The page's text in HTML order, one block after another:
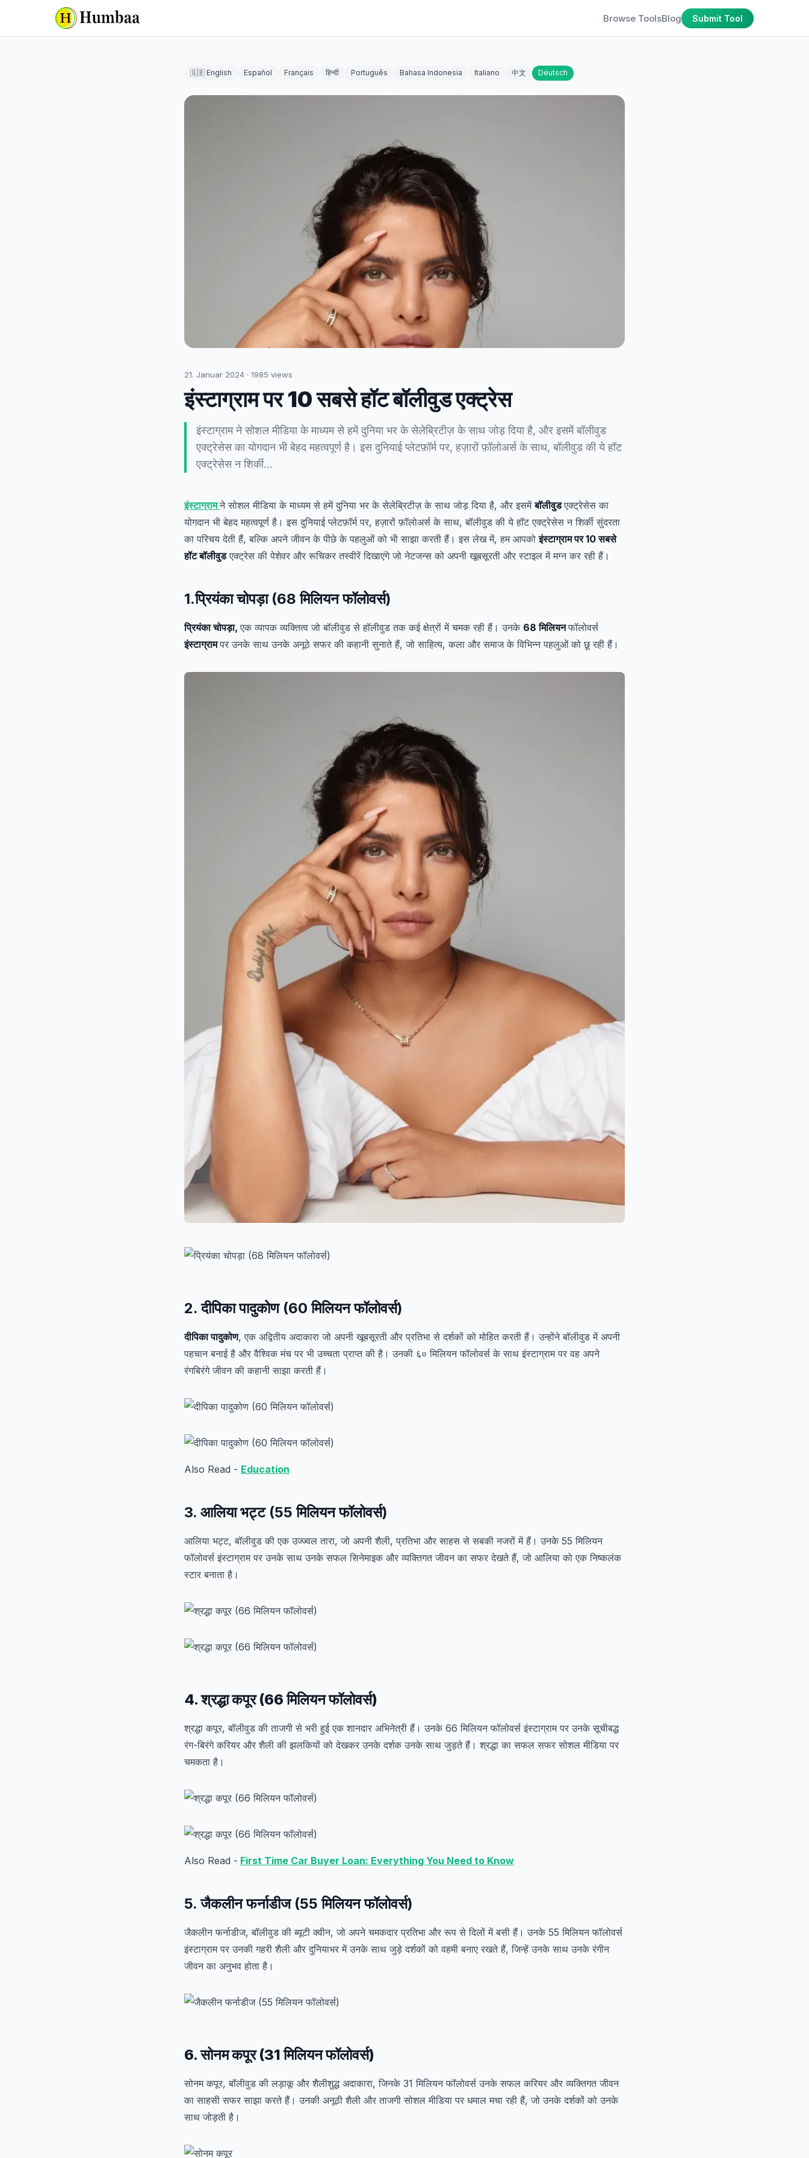
Browse ToolsBlog Submit Tool
🇬🇧 English Español Français हिन्दी Português Bahasa Indonesia Italiano 中文 Deutsch
21. Januar 2024 · 1985 views
इंस्टाग्राम पर 10 सबसे हॉट बॉलीवुड एक्ट्रेस
इंस्टाग्राम ने सोशल मीडिया के माध्यम से हमें दुनिया भर के सेलेब्रिटीज़ के साथ जोड़ दिया है, और इसमें बॉलीवुड
एक्ट्रेसेस का योगदान भी बेहद महत्वपूर्ण है। इस दुनियाई प्लेटफ़ॉर्म पर, हज़ारों फ़ॉलोअर्स के साथ, बॉलीवुड की ये हॉट
एक्ट्रेसेस न शिर्की…
इंस्टाग्रामने सोशल मीडिया के माध्यम से हमें दुनिया भर के सेलेब्रिटीज़ के साथ जोड़ दिया है, और इसमेंबॉलीवुडएक्ट्रेसेस का
योगदान भी बेहद महत्वपूर्ण है। इस दुनियाई प्लेटफ़ॉर्म पर, हज़ारों फ़ॉलोअर्स के साथ, बॉलीवुड की ये हॉट एक्ट्रेसेस न शिर्की सुंदरता
का परिचय देती हैं, बल्कि अपने जीवन के पीछे के पहलुओं को भी साझा करती हैं। इस लेख में, हम आपकोइंस्टाग्राम पर 10 सबसे
हॉट बॉलीवुडएक्ट्रेस की पेशेवर और रूचिकर तस्वीरें दिखाएंगे जो नेटजन्स को अपनी खूबसूरती और स्टाइल में मग्न कर रही हैं।
1.प्रियंका चोपड़ा (68 मिलियन फॉलोवर्स)
प्रियंका चोपड़ा,एक व्यापक व्यक्तित्व जो बॉलीवुड से हॉलीवुड तक कई क्षेत्रों में चमक रही हैं। उनके 68 मिलियनफॉलोवर्स
इंस्टाग्रामपर उनके साथ उनके अनूठे सफर की कहानी सुनाते हैं, जो साहित्य, कला और समाज के विभिन्न पहलुओं को छू रही हैं।
2. दीपिका पादुकोण (60 मिलियन फॉलोवर्स)
दीपिका पादुकोण, एक अद्वितीय अदाकारा जो अपनी खूबसूरती और प्रतिभा से दर्शकों को मोहित करती हैं। उन्होंने बॉलीवुड में अपनी
पहचान बनाई है और वैश्विक मंच पर भी उच्चता प्राप्त की है। उनकी ६० मिलियन फॉलोवर्स के साथ इंस्टाग्राम पर वह अपने
रंगबिरंगे जीवन की कहानी साझा करती हैं।
Also Read - Education
3. आलिया भट्ट (55 मिलियन फॉलोवर्स)
आलिया भट्ट, बॉलीवुड की एक उज्ज्वल तारा, जो अपनी शैली, प्रतिभा और साहस से सबकी नजरों में हैं। उनके 55 मिलियन
फॉलोवर्स इंस्टाग्राम पर उनके साथ उनके सफल सिनेमाइक और व्यक्तिगत जीवन का सफर देखते हैं, जो आलिया को एक निष्कलंक
स्टार बनाता है।
4. श्रद्धा कपूर (66 मिलियन फॉलोवर्स)
श्रद्धा कपूर, बॉलीवुड की ताजगी से भरी हुई एक शानदार अभिनेत्री हैं। उनके 66 मिलियन फॉलोवर्स इंस्टाग्राम पर उनके सूचीबद्ध
रंग-बिरंगे करियर और शैली की झलकियों को देखकर उनके दर्शक उनके साथ जुड़ते हैं। श्रद्धा का सफल सफर सोशल मीडिया पर
चमकता है।
Also Read - First Time Car Buyer Loan: Everything You Need to Know
5. जैकलीन फर्नाडीज (55 मिलियन फॉलोवर्स)
जैकलीन फर्नाडीज, बॉलीवुड की ब्यूटी क्वीन, जो अपने चमकदार प्रतिभा और रूप से दिलों में बसी हैं। उनके 55 मिलियन फॉलोवर्स
इंस्टाग्राम पर उनकी गहरी शैली और दुनियाभर में उनके साथ जुड़े दर्शकों को वहमी बनाए रखते हैं, जिन्हें उनके साथ उनके रंगीन
जीवन का अनुभव होता है।
6. सोनम कपूर (31 मिलियन फॉलोवर्स)
सोनम कपूर, बॉलीवुड की लड़ाकू और शैलीशुद्ध अदाकारा, जिनके 31 मिलियन फॉलोवर्स उनके सफल करियर और व्यक्तिगत जीवन
का साहसी सफर साझा करते हैं। उनकी अनूठी शैली और ताजगी सोशल मीडिया पर धमाल मचा रही हैं, जो उनके दर्शकों को उनके
साथ जोड़ती है।